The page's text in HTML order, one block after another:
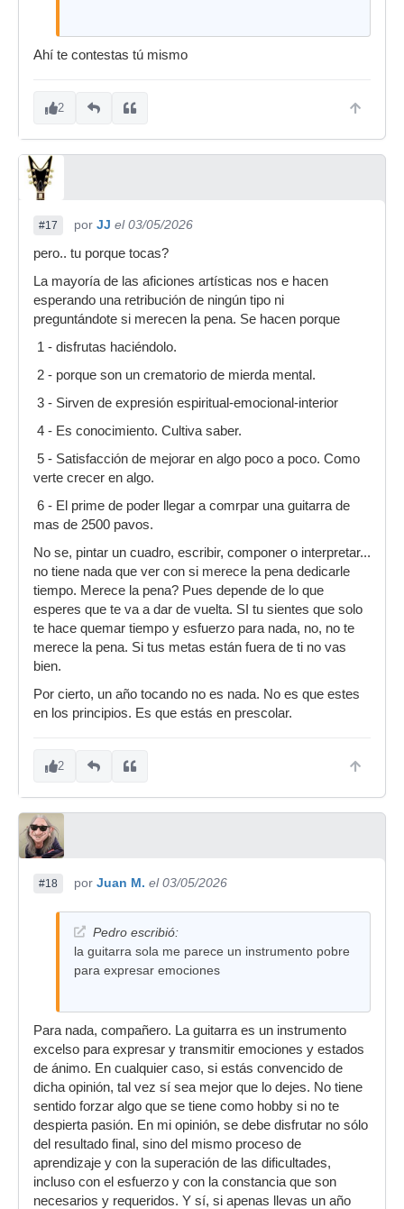
Ahí te contestas tú mismo
2
#17 por JJ el 03/05/2026
pero.. tu porque tocas?
La mayoría de las aficiones artísticas nos e hacen
esperando una retribución de ningún tipo ni
preguntándote si merecen la pena. Se hacen porque
1 - disfrutas haciéndolo.
2 - porque son un crematorio de mierda mental.
3 - Sirven de expresión espiritual-emocional-interior
4 - Es conocimiento. Cultiva saber.
5 - Satisfacción de mejorar en algo poco a poco. Como
verte crecer en algo.
6 - El prime de poder llegar a comrpar una guitarra de
mas de 2500 pavos.
No se, pintar un cuadro, escribir, componer o interpretar...
no tiene nada que ver con si merece la pena dedicarle
tiempo. Merece la pena? Pues depende de lo que
esperes que te va a dar de vuelta. SI tu sientes que solo
te hace quemar tiempo y esfuerzo para nada, no, no te
merece la pena. Si tus metas están fuera de ti no vas
bien.
Por cierto, un año tocando no es nada. No es que estes
en los principios. Es que estás en prescolar.
2
#18 por Juan M. el 03/05/2026
Pedro escribió:
la guitarra sola me parece un instrumento pobre
para expresar emociones
Para nada, compañero. La guitarra es un instrumento
excelso para expresar y transmitir emociones y estados
de ánimo. En cualquier caso, si estás convencido de
dicha opinión, tal vez sí sea mejor que lo dejes. No tiene
sentido forzar algo que se tiene como hobby si no te
despierta pasión. En mi opinión, se debe disfrutar no sólo
del resultado final, sino del mismo proceso de
aprendizaje y con la superación de las dificultades,
incluso con el esfuerzo y con la constancia que son
necesarios y requeridos. Y sí, si apenas llevas un año